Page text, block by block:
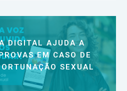
DIGITAL AJUDA A
EM CASO DE
SEXUAL